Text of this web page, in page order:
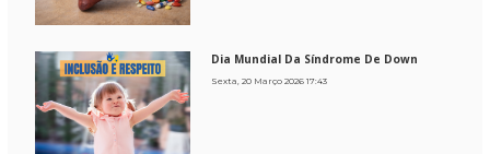
Dia Mundial Da Síndrome De Down
Sexta, 20 Março 2026 17:43